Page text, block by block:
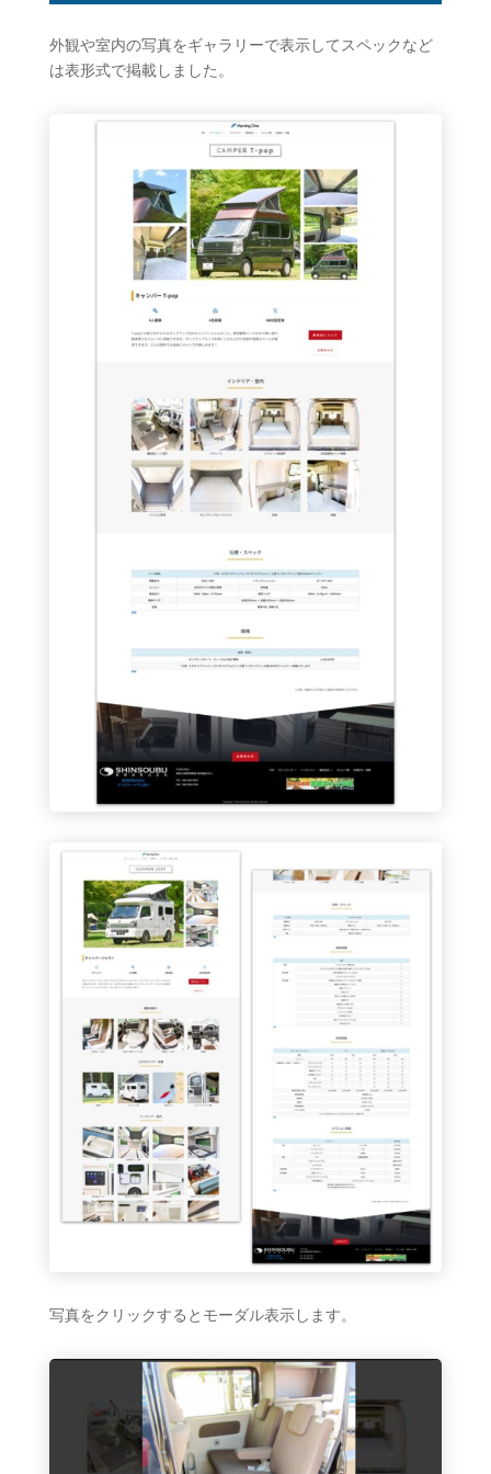
外観や室内の写真をギャラリーで表示してスペックなど
は表形式で掲載しました。
写真をクリックするとモーダル表示します。